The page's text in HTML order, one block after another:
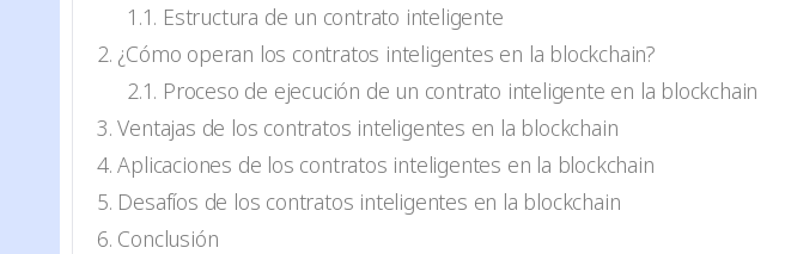
Estructura de un contrato inteligente
¿Cómo operan los contratos inteligentes en la blockchain?
Proceso de ejecución de un contrato inteligente en la blockchain
Ventajas de los contratos inteligentes en la blockchain
Aplicaciones de los contratos inteligentes en la blockchain
Desafíos de los contratos inteligentes en la blockchain
Conclusión